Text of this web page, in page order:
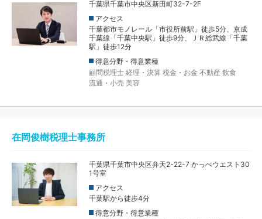
千葉県千葉市中央区新田町32-7-2F
アクセス
千葉都市モノレール「市役所前駅」徒歩5分、京成
千葉線「千葉中央駅」徒歩9分、ＪＲ総武線「千葉
駅」徒歩12分
得意分野・得意業種
顧問税理士 経理・決算 税金・お金 不動産 飲食
流通・小売 美容
在岡俊樹税理士事務所
千葉県千葉市中央区弁天2-22-7 かっぺウエスト30
1号室
アクセス
千葉駅から徒歩4分
得意分野・得意業種